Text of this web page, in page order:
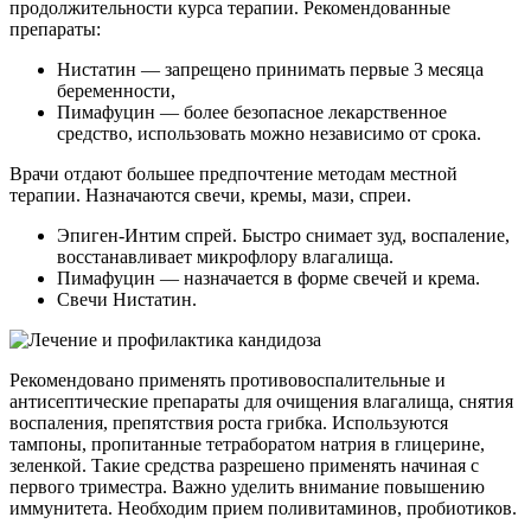
продолжительности курса терапии. Рекомендованные
препараты:
Нистатин — запрещено принимать первые 3 месяца
беременности,
Пимафуцин — более безопасное лекарственное
средство, использовать можно независимо от срока.
Врачи отдают большее предпочтение методам местной
терапии. Назначаются свечи, кремы, мази, спреи.
Эпиген-Интим спрей. Быстро снимает зуд, воспаление,
восстанавливает микрофлору влагалища.
Пимафуцин — назначается в форме свечей и крема.
Свечи Нистатин.
Рекомендовано применять противовоспалительные и
антисептические препараты для очищения влагалища, снятия
воспаления, препятствия роста грибка. Используются
тампоны, пропитанные тетраборатом натрия в глицерине,
зеленкой. Такие средства разрешено применять начиная с
первого триместра. Важно уделить внимание повышению
иммунитета. Необходим прием поливитаминов, пробиотиков.